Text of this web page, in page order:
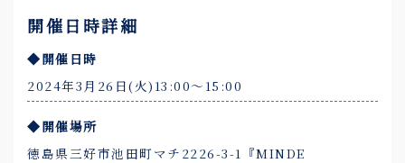
開催日時詳細
◆開催日時
2024年3月26日(火)13:00〜15:00
◆開催場所
徳島県三好市池田町マチ2226-3-1『MINDE